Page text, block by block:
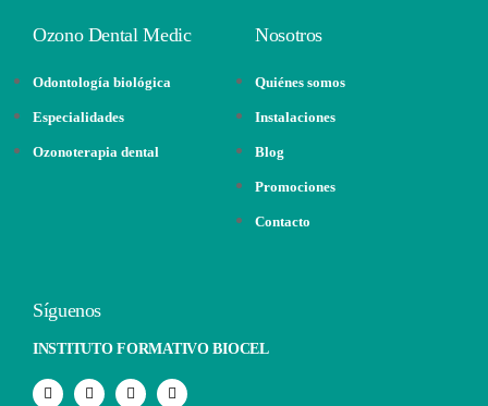
Ozono Dental Medic
Odontología biológica
Especialidades
Ozonoterapia dental
Nosotros
Quiénes somos
Instalaciones
Blog
Promociones
Contacto
Síguenos
INSTITUTO FORMATIVO BIOCEL